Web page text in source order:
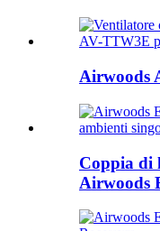
Airwoods
Coppia di
Airwoods